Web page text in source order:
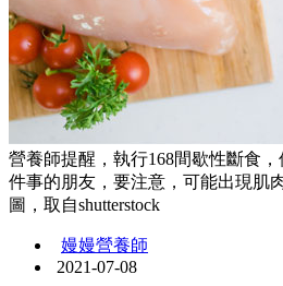
營養師提醒，執行168間歇性斷食
件事的朋友，要注意，可能出現肌
圖，取自shutterstock
嫚嫚營養師
2021-07-08